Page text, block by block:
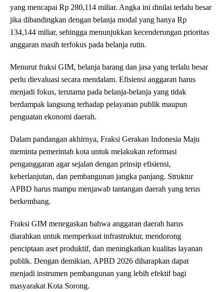
yang mencapai Rp 280,114 miliar. Angka ini dinilai terlalu besar
jika dibandingkan dengan belanja modal yang hanya Rp
134,144 miliar, sehingga menunjukkan kecenderungan prioritas
anggaran masih terfokus pada belanja rutin.
Menurut fraksi GIM, belanja barang dan jasa yang terlalu besar
perlu dievaluasi secara mendalam. Efisiensi anggaran harus
menjadi fokus, terutama pada belanja-belanja yang tidak
berdampak langsung terhadap pelayanan publik maupun
penguatan ekonomi daerah.
Dalam pandangan akhirnya, Fraksi Gerakan Indonesia Maju
meminta pemerintah kota untuk melakukan reformasi
penganggaran agar sejalan dengan prinsip efisiensi,
keberlanjutan, dan pembangunan jangka panjang. Struktur
APBD harus mampu menjawab tantangan daerah yang terus
berkembang.
Fraksi GIM menegaskan bahwa anggaran daerah harus
diarahkan untuk memperkuat infrastruktur, mendorong
penciptaan aset produktif, dan meningkatkan kualitas layanan
publik. Dengan demikian, APBD 2026 diharapkan dapat
menjadi instrumen pembangunan yang lebih efektif bagi
masyarakat Kota Sorong.